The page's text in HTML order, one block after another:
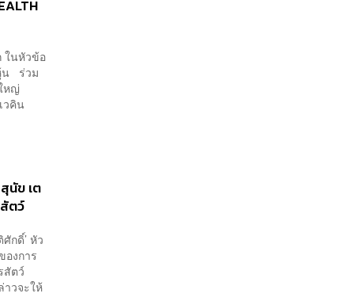
ในหัวข้อ
น ร่วม
หญ่
วคิน
นัข เต
ตว์
กดิ์’ หัว
องการ
สัตว์
วจะให้